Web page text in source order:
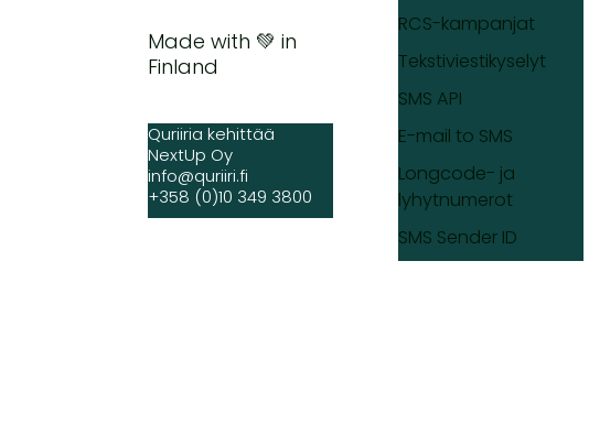
Made with 💚 in
Finland
Quriiria kehittää
NextUp Oy
info@quriiri.fi
+358 (0)10 349 3800
RCS-kampanjat
Tekstiviestikyselyt
SMS API
E-mail to SMS
Longcode- ja
lyhytnumerot
SMS Sender ID